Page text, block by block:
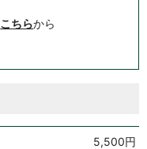
こちらから
5,500円